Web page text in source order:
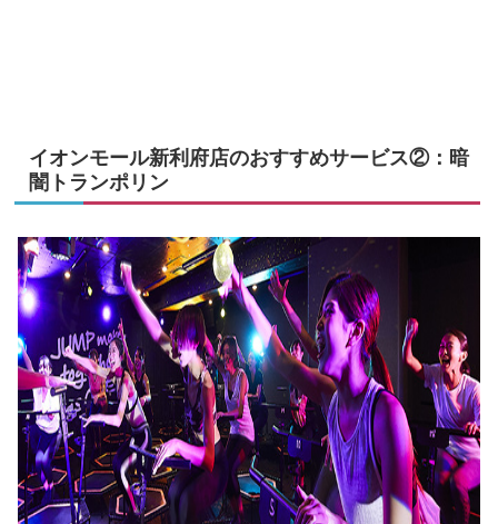
イオンモール新利府店のおすすめサービス②：暗
闇トランポリン